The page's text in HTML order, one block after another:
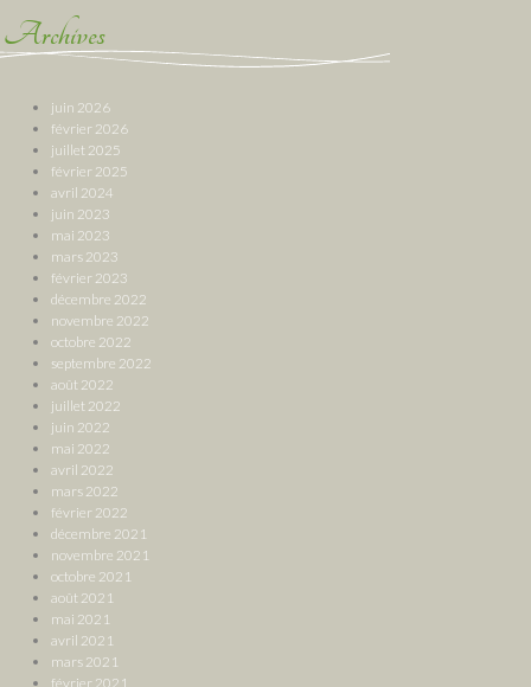
Archives
juin 2026
février 2026
juillet 2025
février 2025
avril 2024
juin 2023
mai 2023
mars 2023
février 2023
décembre 2022
novembre 2022
octobre 2022
septembre 2022
août 2022
juillet 2022
juin 2022
mai 2022
avril 2022
mars 2022
février 2022
décembre 2021
novembre 2021
octobre 2021
août 2021
mai 2021
avril 2021
mars 2021
février 2021